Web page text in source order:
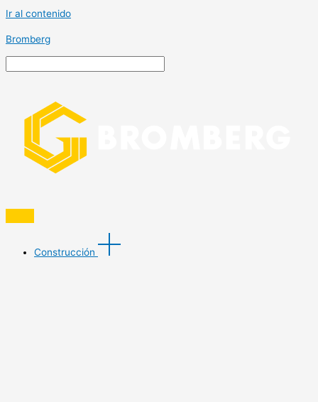
Ir al contenido
Bromberg
Construcción